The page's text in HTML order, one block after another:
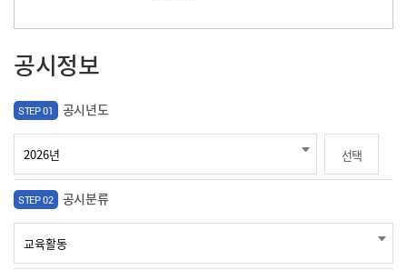
공시정보
STEP 01 공시년도
선택
STEP 02 공시분류